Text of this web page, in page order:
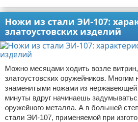
Ножи из стали ЭИ-107:
златоустовских изделий
Можно месяцами ходить возле
златоустовских оружейников. Многим
знаменитыми ножами из нержавеющей
минуты вдруг начинаешь
оружейного металла. А в большей
стали ЭИ-107, применяемой при